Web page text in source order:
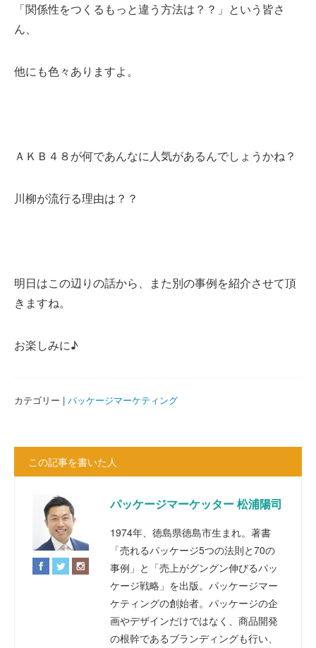
「関係性をつくるもっと違う方法は？？」という皆さ
ん、
他にも色々ありますよ。
ＡＫＢ４８が何であんなに人気があるんでしょうかね？
川柳が流行る理由は？？
明日はこの辺りの話から、また別の事例を紹介させて頂
きますね。
お楽しみに♪
カテゴリー | パッケージマーケティング
この記事を書いた人
パッケージマーケッター 松浦陽司
1974年、徳島県徳島市生まれ。著書
「売れるパッケージ5つの法則と70の
事例」と「売上がグングン伸びるパッ
ケージ戦略」を出版。パッケージマー
ケティングの創始者。パッケージの企
画やデザインだけではなく、商品開発
の根幹であるブランディングも行い、